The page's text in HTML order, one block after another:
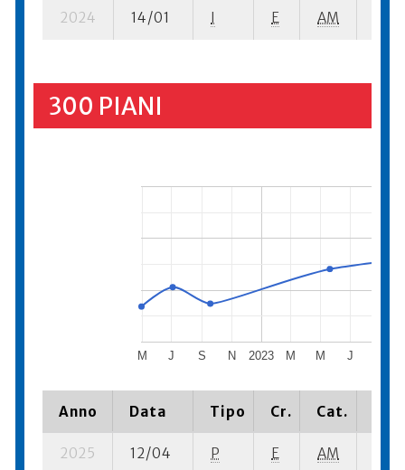
2024 14/01 I E AM
300 PIANI
2023
M J S N M M J
Anno Data Tipo Cr. Cat.
2025 12/04 P E AM